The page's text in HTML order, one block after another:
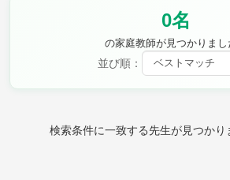
0名
の家庭教師が見つかりまし
並び順：
検索条件に一致する先生が見つかり
理科
保健・体育 図画工作